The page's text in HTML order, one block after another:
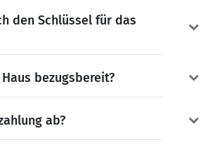
den Schlüssel für das
bezugsbereit?
ab?